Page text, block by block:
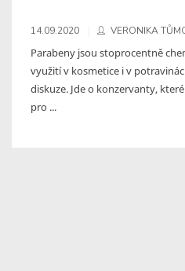
14.09.2020 VERONIKA
Parabeny jsou stoprocentně
využití v kosmetice i v
diskuze. Jde o konzervanty,
pro ...